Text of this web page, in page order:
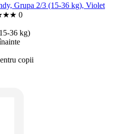
Grupa 2/3 (15-36 kg), Violet
★★ 0
36 kg)
copii